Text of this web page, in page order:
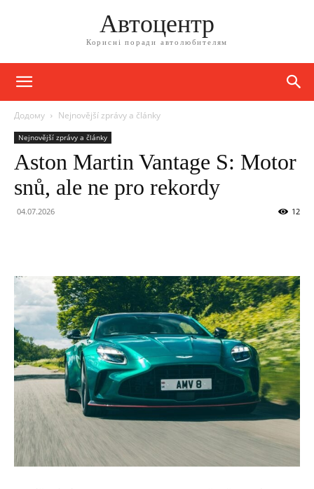
Автоцентр
Корисні поради автолюбителям
Додому Nejnovější zprávy a články
Nejnovější zprávy a články
Aston Martin Vantage S: Motor
snů, ale ne pro rekordy
04.07.2026 12